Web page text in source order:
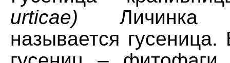
urticae) Личинка
называется